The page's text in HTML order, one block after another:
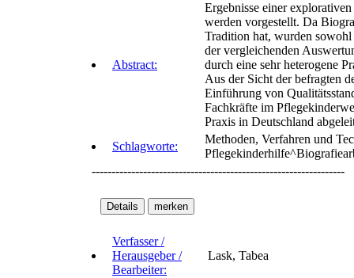
Abstract:
Ergebnisse einer
werden vorgestellt. Da
Tradition hat, wurden
der vergleichenden
durch eine sehr heterogene
Aus der Sicht der befragten
Einführung von
Fachkräfte im
Praxis in Deutschland
Schlagworte:
Methoden, Verfahren und
----------------------------------------------------------------
Verfasser /
Herausgeber /
Bearbeiter:
Lask, Tabea